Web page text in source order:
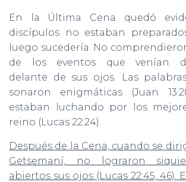
En la Última Cena quedó
discípulos no estaban
luego sucedería. No
de los eventos que venían
delante de sus ojos. Las
sonaron enigmáticas (Juan
estaban luchando por los
reino (Lucas 22:24).
Después de la Cena, cuando se
Getsemaní, no lograron
abiertos sus ojos (Lucas 22:45, 46).